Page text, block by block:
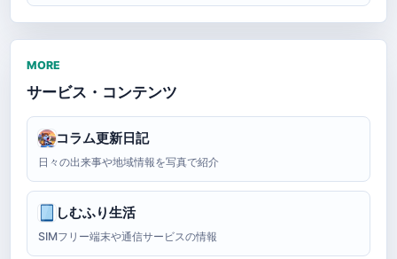
MORE
サービス・コンテンツ
コラム更新日記
日々の出来事や地域情報を写真で紹介
しむふり生活
SIMフリー端末や通信サービスの情報